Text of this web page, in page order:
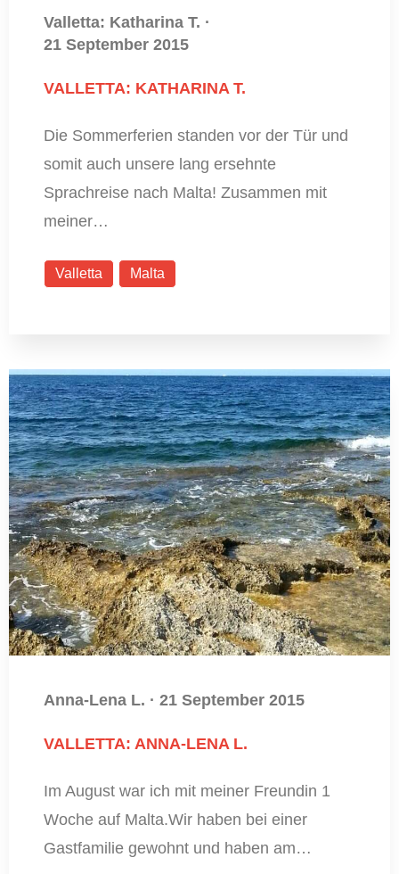
Valletta: Katharina T. ·
21 September 2015
VALLETTA: KATHARINA T.
Die Sommerferien standen vor der Tür und
somit auch unsere lang ersehnte
Sprachreise nach Malta! Zusammen mit
meiner…
Valletta Malta
Anna-Lena L. · 21 September 2015
VALLETTA: ANNA-LENA L.
Im August war ich mit meiner Freundin 1
Woche auf Malta.Wir haben bei einer
Gastfamilie gewohnt und haben am…